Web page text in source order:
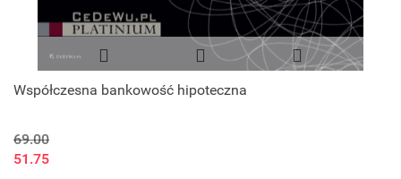
Współczesna bankowość hipoteczna
69.00
51.75